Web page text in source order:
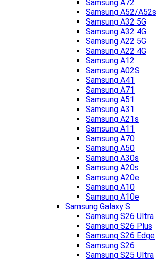
Samsung A72
Samsung A52/A52s
Samsung A32 5G
Samsung A32 4G
Samsung A22 5G
Samsung A22 4G
Samsung A12
Samsung A02S
Samsung A41
Samsung A71
Samsung A51
Samsung A31
Samsung A21s
Samsung A11
Samsung A70
Samsung A50
Samsung A30s
Samsung A20s
Samsung A20e
Samsung A10
Samsung A10e
Samsung Galaxy S
Samsung S26 Ultra
Samsung S26 Plus
Samsung S26 Edge
Samsung S26
Samsung S25 Ultra